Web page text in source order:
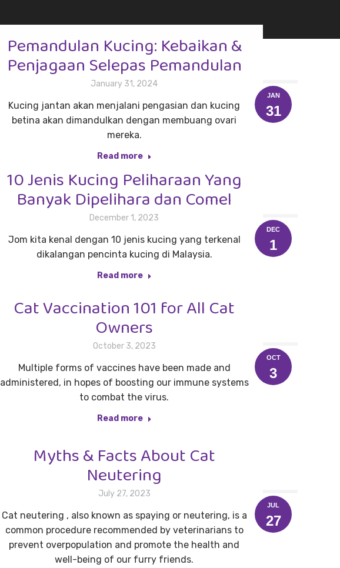
JAN
31
Pemandulan Kucing: Kebaikan &
Penjagaan Selepas Pemandulan
January 31, 2024
Kucing jantan akan menjalani pengasian dan kucing
betina akan dimandulkan dengan membuang ovari
mereka.
Read more
DEC
1
10 Jenis Kucing Peliharaan Yang
Banyak Dipelihara dan Comel
December 1, 2023
Jom kita kenal dengan 10 jenis kucing yang terkenal
dikalangan pencinta kucing di Malaysia.
Read more
OCT
3
Cat Vaccination 101 for All Cat
Owners
October 3, 2023
Multiple forms of vaccines have been made and
administered, in hopes of boosting our immune systems
to combat the virus.
Read more
JUL
27
Myths & Facts About Cat
Neutering
July 27, 2023
Cat neutering , also known as spaying or neutering, is a
common procedure recommended by veterinarians to
prevent overpopulation and promote the health and
well-being of our furry friends.